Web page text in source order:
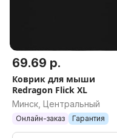
69.69 р.
Коврик для мыши
Redragon Flick XL
Минск, Центральный
Онлайн-заказ Гарантия